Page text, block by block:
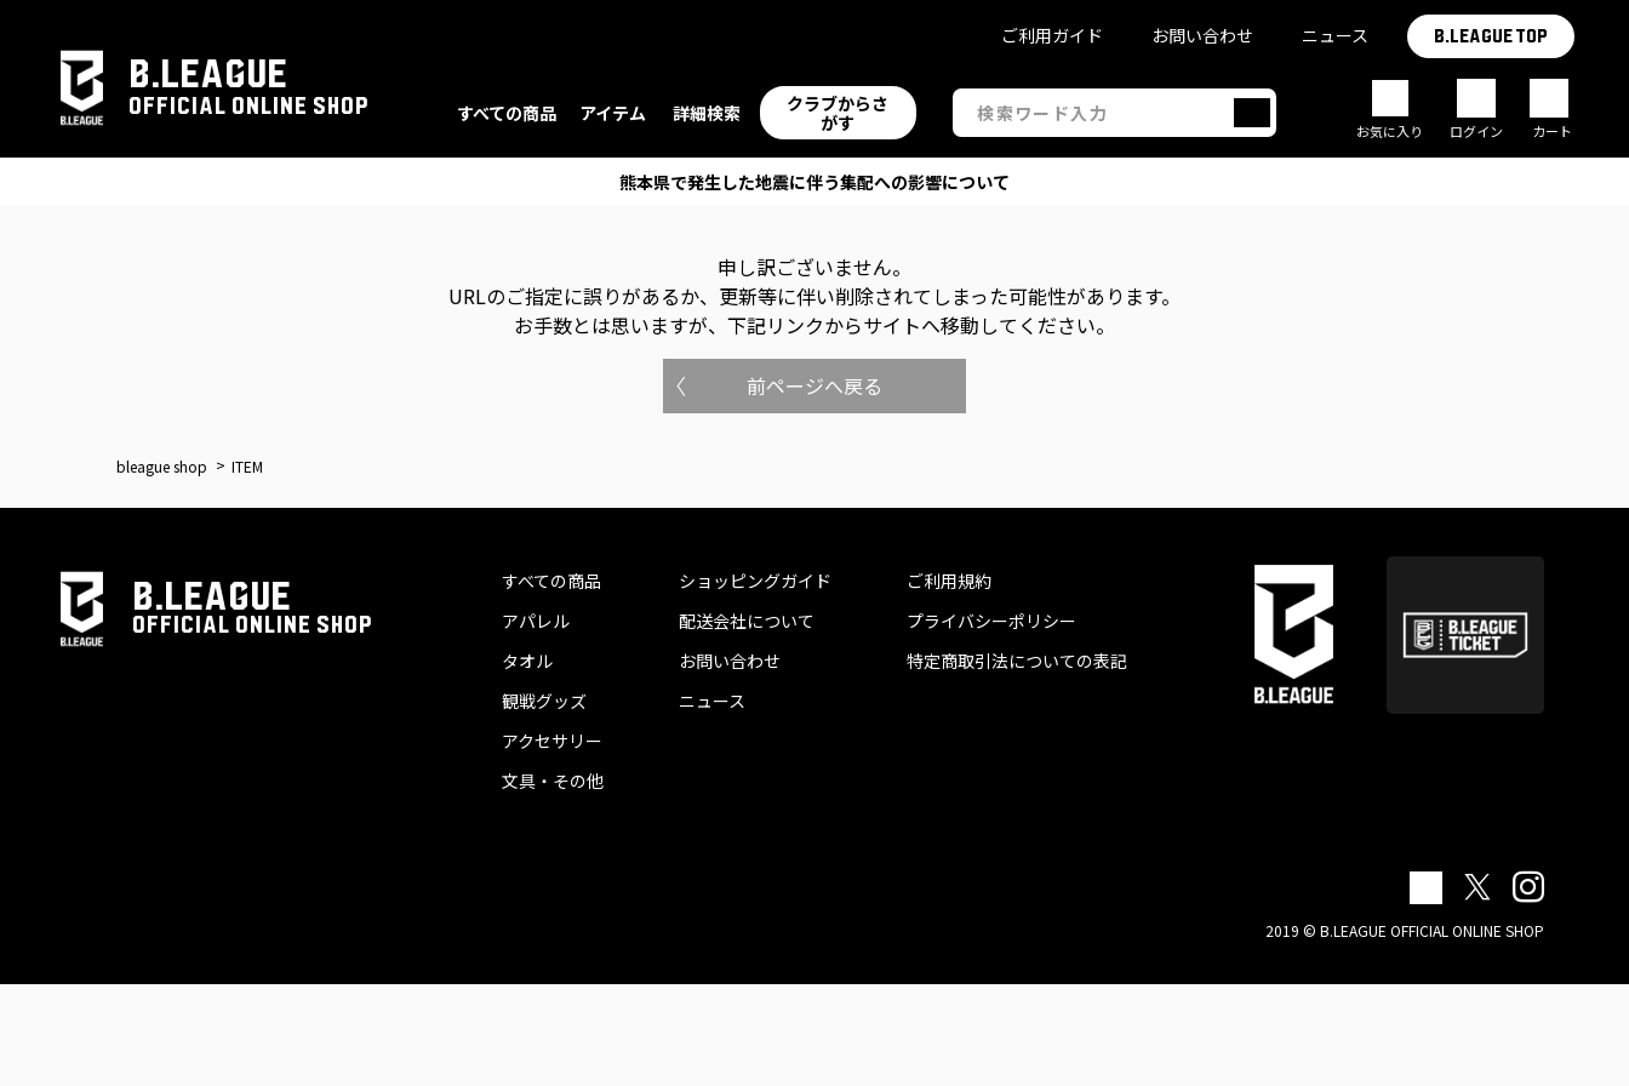
B.LEAGUE
OFFICIAL ONLINE SHOP すべての商品 アイテム 詳細検索
クラブからさ
がす
ご利用ガイド お問い合わせ ニュース B.LEAGUE TOP
お気に入り ログイン カート
熊本県で発生した地震に伴う集配への影響について
申し訳ございません。
URLのご指定に誤りがあるか、更新等に伴い削除されてしまった可能性があります。
お手数とは思いますが、下記リンクからサイトへ移動してください。
前ページへ戻る
bleague shop ITEM
B.LEAGUE
OFFICIAL ONLINE SHOP
すべての商品
アパレル
タオル
観戦グッズ
アクセサリー
文具・その他
ショッピングガイド
配送会社について
お問い合わせ
ニュース
ご利用規約
プライバシーポリシー
特定商取引法についての表記
2019 © B.LEAGUE OFFICIAL ONLINE SHOP